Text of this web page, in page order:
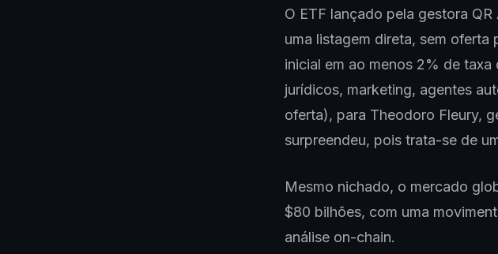
O ETF lançado pela gestora
uma listagem direta, sem
inicial em ao menos 2% de
jurídicos, marketing, agentes
oferta), para Theodoro Fleury,
surpreendeu, pois trata-se de
Mesmo nichado, o mercado
$80 bilhões, com uma
análise on-chain.